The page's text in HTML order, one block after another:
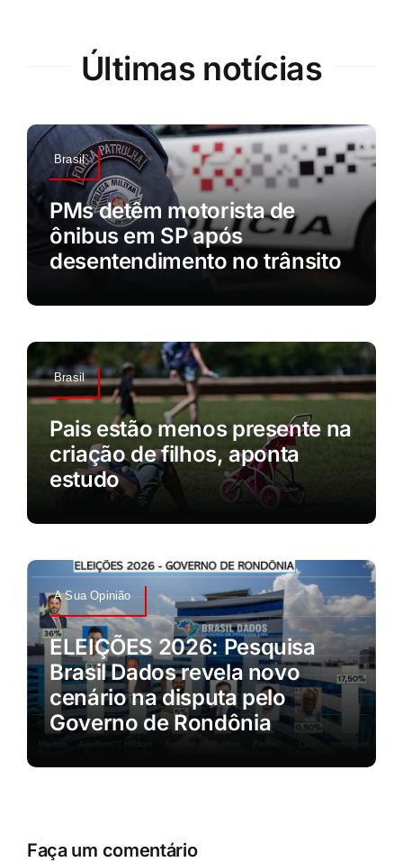
Últimas notícias
Brasil
PMs detêm motorista de
ônibus em SP após
desentendimento no trânsito
Brasil
Pais estão menos presente na
criação de filhos, aponta
estudo
A Sua Opinião
ELEIÇÕES 2026: Pesquisa
Brasil Dados revela novo
cenário na disputa pelo
Governo de Rondônia
Faça um comentário